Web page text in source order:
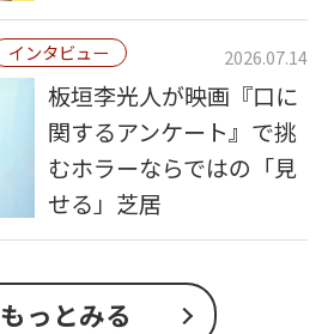
インタビュー 2026.07.14
板垣李光人が映画『口に
関するアンケート』で挑
むホラーならではの「見
せる」芝居
もっとみる